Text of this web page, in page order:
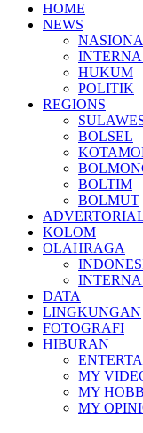
HOME
NEWS
HUKUM
POLITIK
REGIONS
BOLSEL
BOLTIM
BOLMUT
KOLOM
OLAHRAGA
DATA
LINGKUNGAN
FOTOGRAFI
HIBURAN
MY
MY
MY